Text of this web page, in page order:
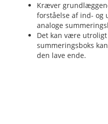
Kræver
forståelse af ind- og
analoge
Det kan være
summeringsboks
den lave ende.